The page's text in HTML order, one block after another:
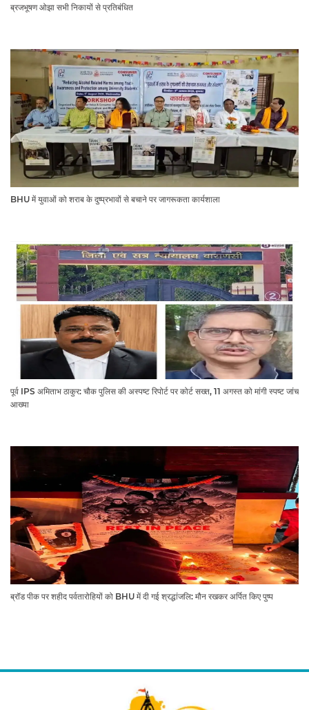
ब्रजभूषण ओझा सभी निकायों से प्रतिबंधित
BHU में युवाओं को शराब के दुष्प्रभावों से बचाने पर जागरूकता कार्यशाला
पूर्व IPS अमिताभ ठाकुर: चौक पुलिस की अस्पष्ट रिपोर्ट पर कोर्ट सख्त, 11 अगस्त को मांगी स्पष्ट जांच
आख्या
ब्रॉड पीक पर शहीद पर्वतारोहियों को BHU में दी गई श्रद्धांजलि: मौन रखकर अर्पित किए पुष्प